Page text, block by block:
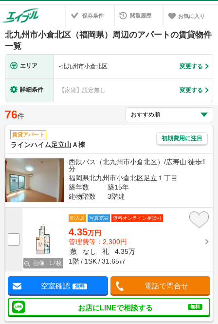
保存条件 閲覧履歴 お気に入り
北九州市小倉北区（福岡県）周辺のアパートの賃貸物件
一覧
エリア -北九州市小倉北区 変更する
詳細条件 【家賃】設定無し 変更する
76件
賃貸アパート
ラインハイム足立山Ａ棟
初期費用に注目
西鉄バス（北九州市小倉北区）/広寿山 徒歩1
分
福岡県北九州市小倉北区足立１丁目
築年数
築15年
建物階数
3階建
画像 : 17枚
即入居 写真充実 無料オンライン相談可
4.35万円
管理費等：2,300円
敷
なし 礼
4.35万
1階
1SK 31.65㎡
空室確認 無料 電話で問合せ
お店にLINEで相談する 無料